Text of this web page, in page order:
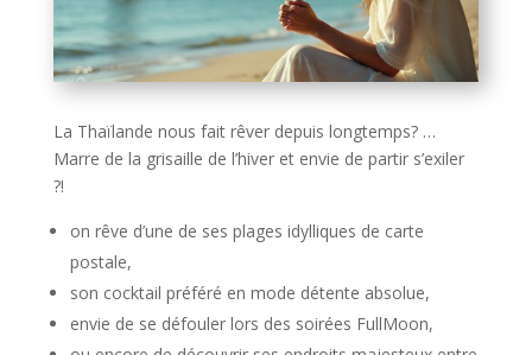
La Thaïlande nous fait rêver depuis longtemps? …
Marre de la grisaille de l’hiver et envie de partir s’exiler
?!
on rêve d’une de ses plages idylliques de carte
postale,
son cocktail préféré en mode détente absolue,
envie de se défouler lors des soirées FullMoon,